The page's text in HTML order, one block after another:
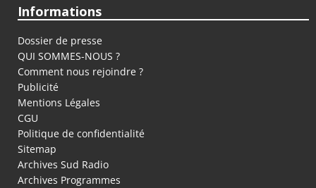
Informations
Dossier de presse
QUI SOMMES-NOUS ?
Comment nous rejoindre ?
Publicité
Mentions Légales
CGU
Politique de confidentialité
Sitemap
Archives Sud Radio
Archives Programmes